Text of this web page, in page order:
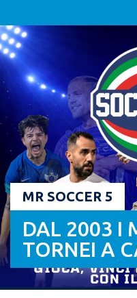
to
content
MR SOCCER 5
DAL 2003 I
TORNEI A